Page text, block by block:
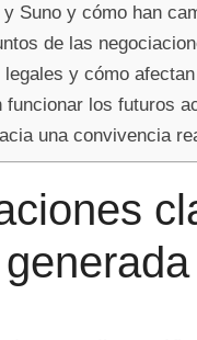
Suno y cómo han
de las
y cómo
funcionar los futuros
una convivencia